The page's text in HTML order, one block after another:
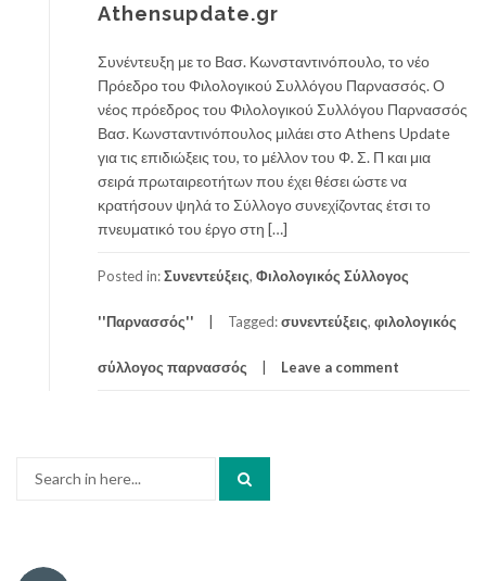
Athensupdate.gr
Συνέντευξη με το Βασ. Κωνσταντινόπουλο, το νέο
Πρόεδρο του Φιλολογικού Συλλόγου Παρνασσός. Ο
νέος πρόεδρος του Φιλολογικού Συλλόγου Παρνασσός
Βασ. Κωνσταντινόπουλος μιλάει στο Athens Update
για τις επιδιώξεις του, το μέλλον του Φ. Σ. Π και μια
σειρά πρωταιρεοτήτων που έχει θέσει ώστε να
κρατήσουν ψηλά το Σύλλογο συνεχίζοντας έτσι το
πνευματικό του έργο στη […]
Posted in:Συνεντεύξεις, Φιλολογικός Σύλλογος
''Παρνασσός'' Tagged:συνεντεύξεις, φιλολογικός
σύλλογος παρνασσός Leave a comment